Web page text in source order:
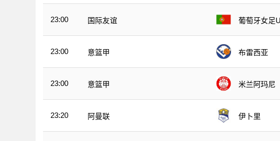
23:00 国际友谊 葡萄牙女足
23:00 意篮甲 布雷西亚
23:00 意篮甲 米兰阿玛尼
23:20 阿曼联 伊卜里